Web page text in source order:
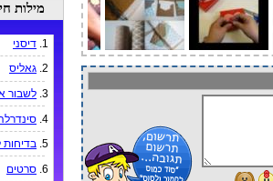
מילות
1. דיסני
2. גאליס
3. לשבור
4.
5. בדיחות
6. סרטים